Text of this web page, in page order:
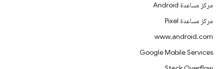
مركز مساعدة Android
مركز مساعدة Pixel
www.android.com
Google Mobile Services